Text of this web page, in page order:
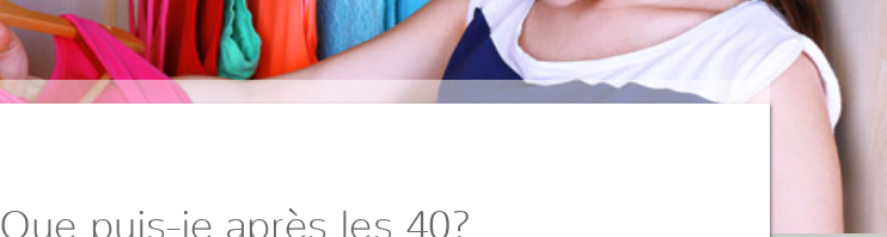
Que puis-je après les 40?